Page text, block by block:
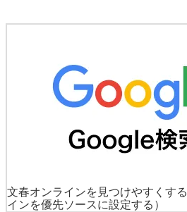
文春オンラインを見つけやすくする
インを優先ソースに設定する）